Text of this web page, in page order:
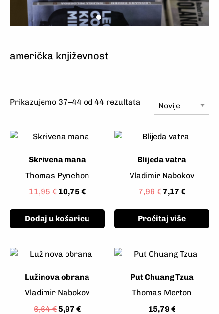
američka književnost
Prikazujemo 37–44 od 44 rezultata
Skrivena mana
Thomas Pynchon
11,95€ 10,75 €
Dodaj u košaricu
Blijeda vatra
Vladimir Nabokov
7,96€ 7,17 €
Pročitaj više
Lužinova obrana
Vladimir Nabokov
6,64€5,97 €
Put Chuang Tzua
Thomas Merton
15,79 €